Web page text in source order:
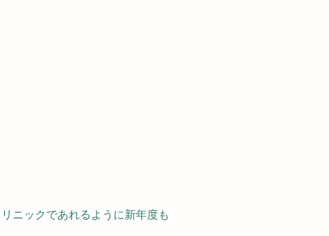
ニックであれるように新年度も